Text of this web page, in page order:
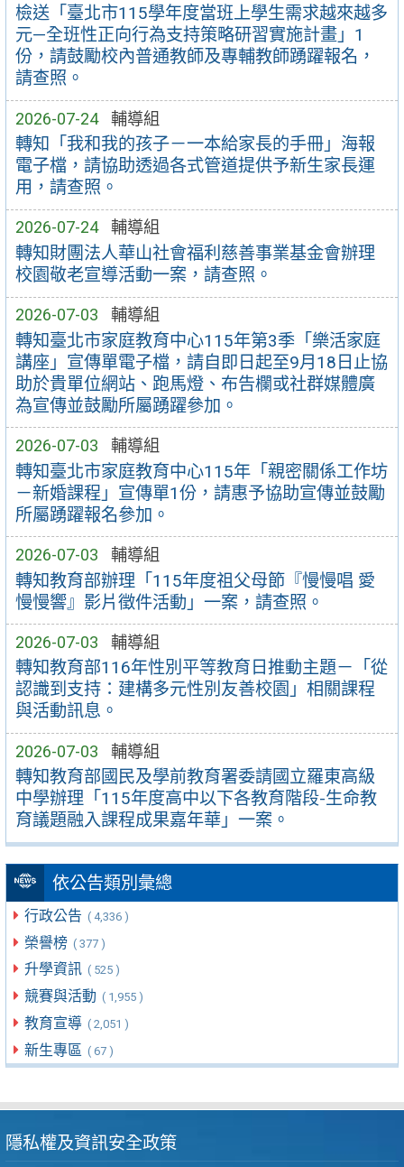
檢送「臺北市115學年度當班上學生需求越來越多
元—全班性正向行為支持策略研習實施計畫」1
份，請鼓勵校內普通教師及專輔教師踴躍報名，
請查照。
2026-07-24 輔導組
轉知「我和我的孩子－一本給家長的手冊」海報
電子檔，請協助透過各式管道提供予新生家長運
用，請查照。
2026-07-24 輔導組
轉知財團法人華山社會福利慈善事業基金會辦理
校園敬老宣導活動一案，請查照。
2026-07-03 輔導組
轉知臺北市家庭教育中心115年第3季「樂活家庭
講座」宣傳單電子檔，請自即日起至9月18日止協
助於貴單位網站、跑馬燈、布告欄或社群媒體廣
為宣傳並鼓勵所屬踴躍參加。
2026-07-03 輔導組
轉知臺北市家庭教育中心115年「親密關係工作坊
－新婚課程」宣傳單1份，請惠予協助宣傳並鼓勵
所屬踴躍報名參加。
2026-07-03 輔導組
轉知教育部辦理「115年度祖父母節『慢慢唱 愛
慢慢響』影片徵件活動」一案，請查照。
2026-07-03 輔導組
轉知教育部116年性別平等教育日推動主題－「從
認識到支持：建構多元性別友善校園」相關課程
與活動訊息。
2026-07-03 輔導組
轉知教育部國民及學前教育署委請國立羅東高級
中學辦理「115年度高中以下各教育階段-生命教
育議題融入課程成果嘉年華」一案。
依公告類別彙總
行政公告 ( 4,336 )
榮譽榜 ( 377 )
升學資訊 ( 525 )
競賽與活動 ( 1,955 )
教育宣導 ( 2,051 )
新生專區 ( 67 )
隱私權及資訊安全政策